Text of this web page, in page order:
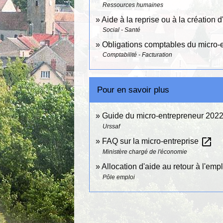
Ressources humaines
Aide à la reprise ou à la création
Social - Santé
Obligations comptables du micro-
Comptabilité - Facturation
Pour en savoir plus
Guide du micro-entrepreneur 2022
Urssaf
FAQ sur la micro-entreprise open_in_new
Ministère chargé de l'économie
Allocation d'aide au retour à
Pôle emploi